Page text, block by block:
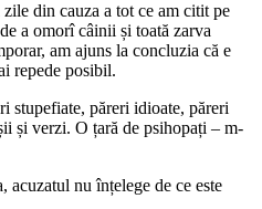
din cauza a tot ce am citit pe
a omorî câinii și toată zarva
am ajuns la concluzia că e
repede posibil.
stupefiate, păreri idioate, păreri
și verzi. O țară de psihopați – m-
nu înțelege de ce este